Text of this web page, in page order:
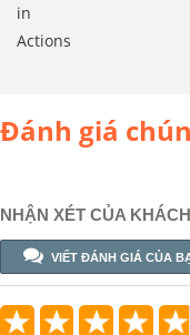
in
Actions
Đánh giá
NHẬN XÉT CỦA
VIẾT ĐÁNH GIÁ CỦA